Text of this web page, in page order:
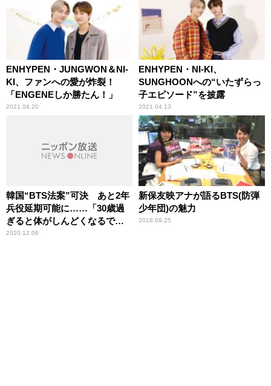
ENHYPEN・JUNGWON＆NI-
KI、ファンへの愛が炸裂！
「ENGENEしか勝たん！」
2021.04.20
ENHYPEN・NI-KI、
SUNGHOONへの“いたずらっ
子エピソード”を披露
2021.04.13
韓国“BTS法案”可決 あと2年
兵役延期可能に……「30歳過
ぎると体がしんどくなるでし
ょう」辛坊治郎が解説
2020.12.06
新保友映アナが語るBTS(防弾
少年団)の魅力
2018.09.25